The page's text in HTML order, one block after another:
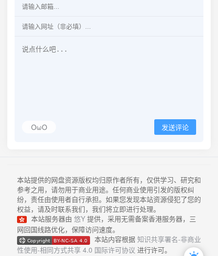
OωO 发送评论
本站提供的网盘资源版权均归原作者所有，仅供学习、研究和
参考之用，请勿用于商业用途。任何商业使用引发的版权纠
纷，责任由使用者自行承担。如果您发现本站资源侵犯了您的
权益，请及时联系我们，我们将立即进行处理。
本站服务器由 悠Y 提供，采用无需备案香港服务器，三
网回国线路优化，保障访问速度。
本站内容根据 知识共享署名-非商业
性使用-相同方式共享 4.0 国际许可协议 进行许可。